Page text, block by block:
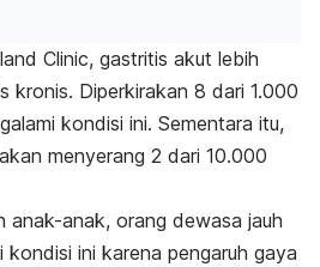
Clinic, gastritis akut lebih
kronis. Diperkirakan 8 dari 1.000
kondisi ini. Sementara itu,
menyerang 2 dari 10.000
anak-anak, orang dewasa jauh
kondisi ini karena pengaruh gaya